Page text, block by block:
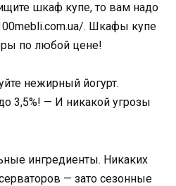
шкаф купе, то вам надо
. Шкафы купе
по любой цене!
нежирный йогурт.
3,5%! — И никакой угрозы
ингредиенты. Никаких
— зато сезонные